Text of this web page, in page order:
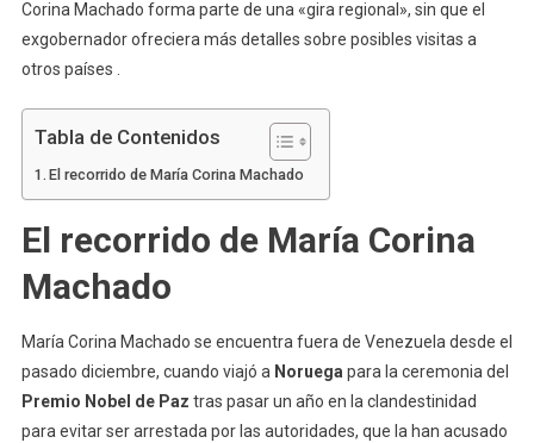
Corina Machado forma parte de una «gira regional», sin que el
exgobernador ofreciera más detalles sobre posibles visitas a
otros países .
Tabla de Contenidos
El recorrido de María Corina Machado
El recorrido de María Corina
Machado
María Corina Machado se encuentra fuera de Venezuela desde el
pasado diciembre, cuando viajó aNoruegapara la ceremonia del
Premio Nobel de Paz tras pasar un año en la clandestinidad
para evitar ser arrestada por las autoridades, que la han acusado